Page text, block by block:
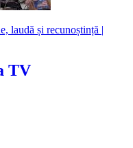
laudă și recunoștință |